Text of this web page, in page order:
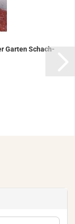
Gar­ten Schach­